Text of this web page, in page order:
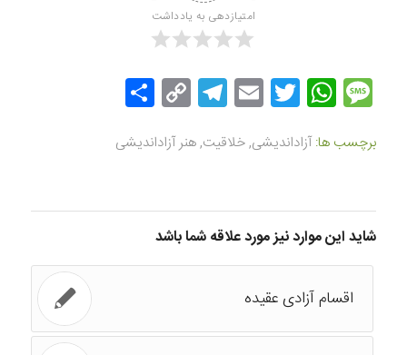
امتیازدهی به یادداشت
Message
WhatsApp
Twitter
Email
Telegram
Copy
Link
اشتراک
گذاری برچسب ها: آزاداندیشی,خلاقیت,هنر آزاداندیشی
شاید این موارد نیز مورد علاقه شما باشد
اقسام آزادی عقیده